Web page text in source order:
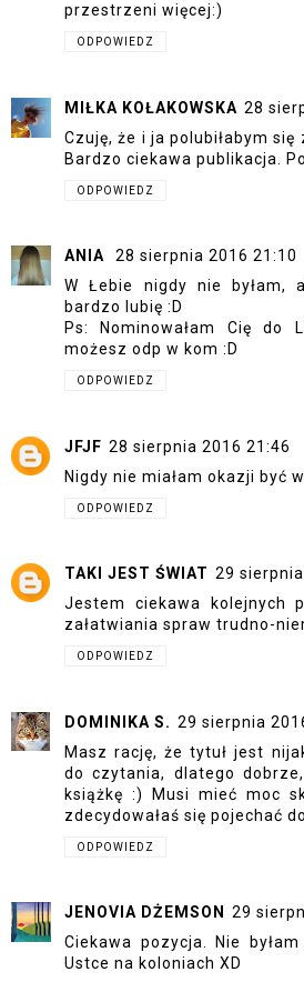
przestrzeni więcej:)
ODPOWIEDZ
MIŁKA KOŁAKOWSKA 28
Czuję, że i ja polubiłabym się
Bardzo ciekawa publikacja.
ODPOWIEDZ
ANIA
28 sierpnia 2016 21:10
W Łebie nigdy nie byłam,
bardzo lubię :D
Ps: Nominowałam Cię do
możesz odp w kom :D
ODPOWIEDZ
JFJF 28 sierpnia 2016 21:46
Nigdy nie miałam okazji być
ODPOWIEDZ
TAKI JEST ŚWIAT 29
Jestem ciekawa kolejnych
załatwiania spraw trudno-
ODPOWIEDZ
DOMINIKA S. 29 sierpnia
Masz rację, że tytuł jest
do czytania, dlatego
książkę :) Musi mieć moc
zdecydowałaś się pojechać
ODPOWIEDZ
JENOVIA DŻEMSON
29
Ciekawa pozycja. Nie
Ustce na koloniach XD